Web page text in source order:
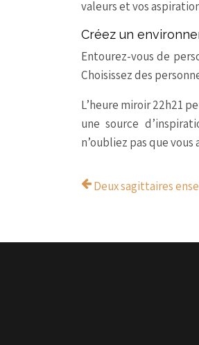
valeurs et vos
Créez un
Entourez-vous de
Choisissez des
L’heure miroir 22h21
une source
n’oubliez pas que
Deux sagittaires